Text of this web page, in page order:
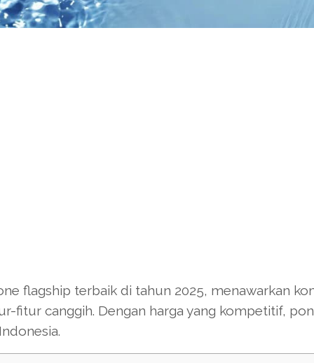
flagship terbaik di tahun 2025, menawarkan
fitur canggih. Dengan harga yang kompetitif,